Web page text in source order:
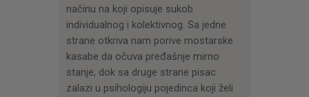
načinu na koji opisuje sukob
individualnog i kolektivnog. Sa jedne
strane otkriva nam porive mostarske
kasabe da očuva pređašnje mirno
stanje, dok sa druge strane pisac
zalazi u psihologiju pojedinca koji želi